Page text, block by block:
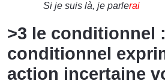
Si je suis là, je parlerai
>3 le conditionnel
conditionnel
action incertaine